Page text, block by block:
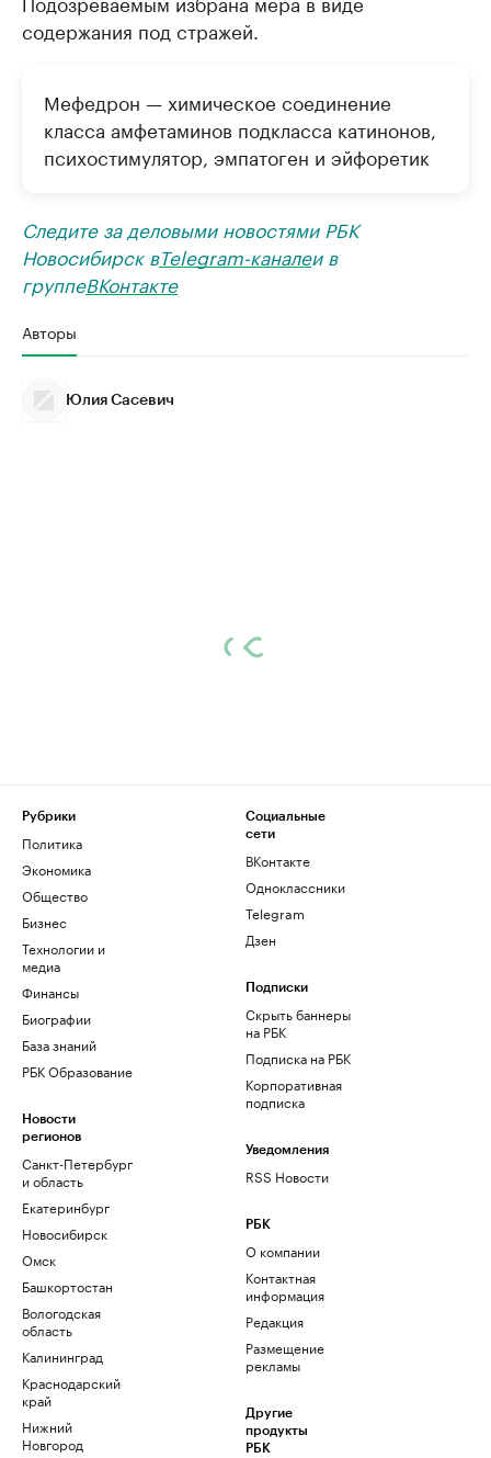
содержания под стражей.
Мефедрон — химическое соединение
класса амфетаминов подкласса катинонов,
психостимулятор, эмпатоген и эйфоретик
Следите за деловыми новостями РБК
Новосибирск вTelegram-каналеи в
группеВКонтакте
Авторы
Юлия Сасевич
Рубрики
Политика
Экономика
Общество
Бизнес
Технологии и
медиа
Финансы
Биографии
База знаний
РБК Образование
Новости
регионов
Санкт-Петербург
и область
Екатеринбург
Новосибирск
Омск
Башкортостан
Вологодская
область
Калининград
Краснодарский
край
Нижний
Новгород
Социальные
сети
ВКонтакте
Одноклассники
Telegram
Дзен
Подписки
Скрыть баннеры
на РБК
Подписка на РБК
Корпоративная
подписка
Уведомления
RSS Новости
РБК
О компании
Контактная
информация
Редакция
Размещение
рекламы
Другие
продукты
РБК